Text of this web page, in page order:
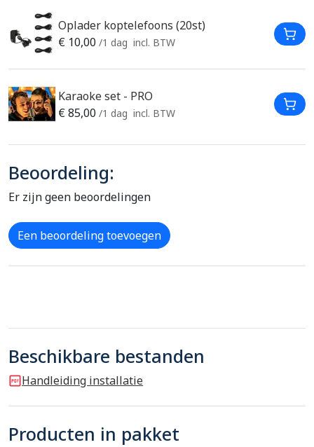
Oplader koptelefoons (20st)
€ 10,00 /1 dag incl. BTW In
Karaoke set - PRO
€ 85,00 /1 dag incl. BTW In
Beoordeling:
Er zijn geen beoordelingen
Een beoordeling toevoegen
Beschikbare bestanden
Handleiding installatie
Producten in pakket